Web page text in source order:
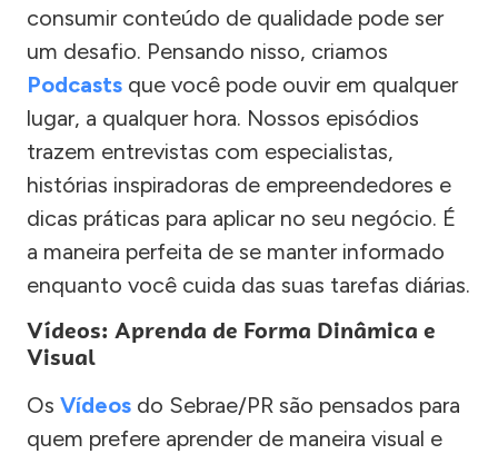
consumir conteúdo de qualidade pode ser
um desafio. Pensando nisso, criamos
Podcasts que você pode ouvir em qualquer
lugar, a qualquer hora. Nossos episódios
trazem entrevistas com especialistas,
histórias inspiradoras de empreendedores e
dicas práticas para aplicar no seu negócio. É
a maneira perfeita de se manter informado
enquanto você cuida das suas tarefas diárias.
Vídeos: Aprenda de Forma Dinâmica e
Visual
Os Vídeos do Sebrae/PR são pensados para
quem prefere aprender de maneira visual e